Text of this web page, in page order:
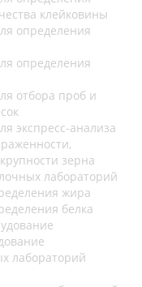
клейковины
определения
определения
отбора проб и
экспресс-анализа
зерна
лабораторий
жира
белка
лабораторий